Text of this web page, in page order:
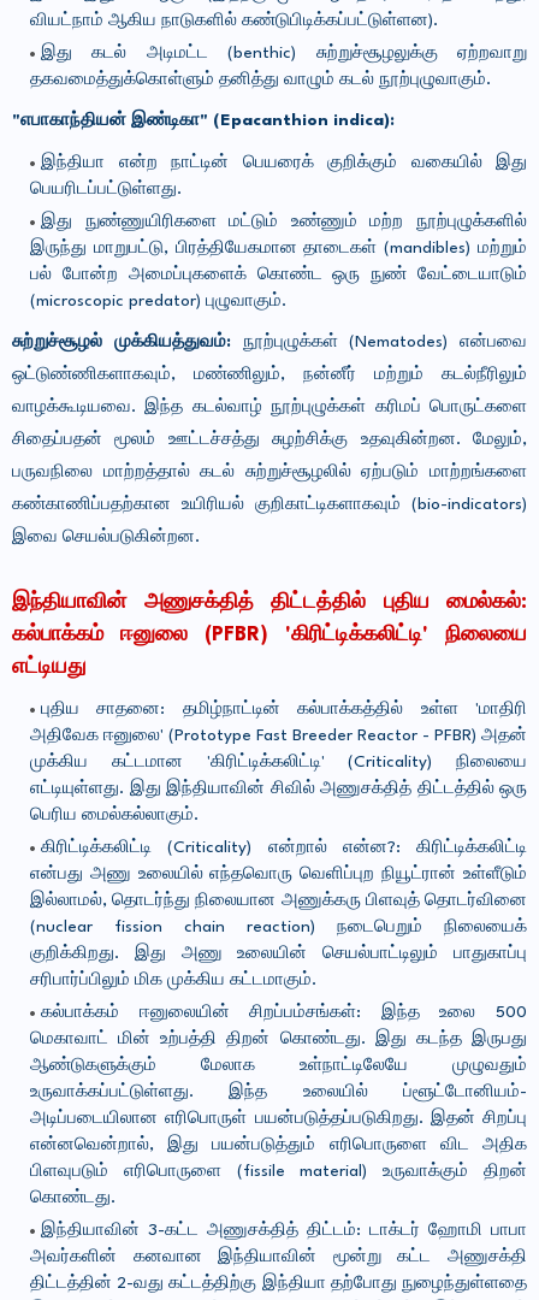
வியட்நாம் ஆகிய நாடுகளில் கண்டுபிடிக்கப்பட்டுள்ளன).
இது கடல் அடிமட்ட (benthic) சுற்றுச்சூழலுக்கு ஏற்றவாறு
தகவமைத்துக்கொள்ளும் தனித்து வாழும் கடல் நூற்புழுவாகும்.
"எபாகாந்தியன் இண்டிகா" (Epacanthion indica):
இந்தியா என்ற நாட்டின் பெயரைக் குறிக்கும் வகையில் இது
பெயரிடப்பட்டுள்ளது.
இது நுண்ணுயிரிகளை மட்டும் உண்ணும் மற்ற நூற்புழுக்களில்
இருந்து மாறுபட்டு, பிரத்தியேகமான தாடைகள் (mandibles) மற்றும்
பல் போன்ற அமைப்புகளைக் கொண்ட ஒரு நுண் வேட்டையாடும்
(microscopic predator) புழுவாகும்.
சுற்றுச்சூழல் முக்கியத்துவம்:
நூற்புழுக்கள் (Nematodes) என்பவை
ஒட்டுண்ணிகளாகவும், மண்ணிலும், நன்னீர் மற்றும் கடல்நீரிலும்
வாழக்கூடியவை. இந்த கடல்வாழ் நூற்புழுக்கள் கரிமப் பொருட்களை
சிதைப்பதன் மூலம் ஊட்டச்சத்து சுழற்சிக்கு உதவுகின்றன. மேலும்,
பருவநிலை மாற்றத்தால் கடல் சுற்றுச்சூழலில் ஏற்படும் மாற்றங்களை
கண்காணிப்பதற்கான உயிரியல் குறிகாட்டிகளாகவும் (bio-indicators)
இவை செயல்படுகின்றன.
இந்தியாவின் அணுசக்தித் திட்டத்தில் புதிய மைல்கல்:
கல்பாக்கம் ஈனுலை (PFBR) 'கிரிட்டிக்கலிட்டி' நிலையை
எட்டியது
புதிய சாதனை: தமிழ்நாட்டின் கல்பாக்கத்தில் உள்ள 'மாதிரி
அதிவேக ஈனுலை' (Prototype Fast Breeder Reactor - PFBR) அதன்
முக்கிய கட்டமான 'கிரிட்டிக்கலிட்டி' (Criticality) நிலையை
எட்டியுள்ளது. இது இந்தியாவின் சிவில் அணுசக்தித் திட்டத்தில் ஒரு
பெரிய மைல்கல்லாகும்.
கிரிட்டிக்கலிட்டி (Criticality) என்றால் என்ன?: கிரிட்டிக்கலிட்டி
என்பது அணு உலையில் எந்தவொரு வெளிப்புற நியூட்ரான் உள்ளீடும்
இல்லாமல், தொடர்ந்து நிலையான அணுக்கரு பிளவுத் தொடர்வினை
(nuclear fission chain reaction) நடைபெறும் நிலையைக்
குறிக்கிறது. இது அணு உலையின் செயல்பாட்டிலும் பாதுகாப்பு
சரிபார்ப்பிலும் மிக முக்கிய கட்டமாகும்.
கல்பாக்கம் ஈனுலையின் சிறப்பம்சங்கள்: இந்த உலை 500
மெகாவாட் மின் உற்பத்தி திறன் கொண்டது. இது கடந்த இருபது
ஆண்டுகளுக்கும் மேலாக உள்நாட்டிலேயே முழுவதும்
உருவாக்கப்பட்டுள்ளது. இந்த உலையில் ப்ளூட்டோனியம்-
அடிப்படையிலான எரிபொருள் பயன்படுத்தப்படுகிறது. இதன் சிறப்பு
என்னவென்றால், இது பயன்படுத்தும் எரிபொருளை விட அதிக
பிளவுபடும் எரிபொருளை (fissile material) உருவாக்கும் திறன்
கொண்டது.
இந்தியாவின் 3-கட்ட அணுசக்தித் திட்டம்: டாக்டர் ஹோமி பாபா
அவர்களின் கனவான இந்தியாவின் மூன்று கட்ட அணுசக்தி
திட்டத்தின் 2-வது கட்டத்திற்கு இந்தியா தற்போது நுழைந்துள்ளதை